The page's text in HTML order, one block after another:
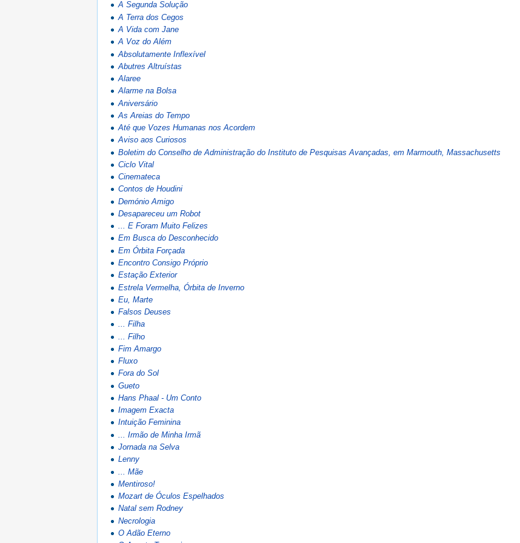
A Segunda Solução
A Terra dos Cegos
A Vida com Jane
A Voz do Além
Absolutamente Inflexível
Abutres Altruístas
Alaree
Alarme na Bolsa
Aniversário
As Areias do Tempo
Até que Vozes Humanas nos Acordem
Aviso aos Curiosos
Boletim do Conselho de Administração do Instituto de Pesquisas Avançadas, em Marmouth, Massachusetts
Ciclo Vital
Cinemateca
Contos de Houdini
Demónio Amigo
Desapareceu um Robot
... E Foram Muito Felizes
Em Busca do Desconhecido
Em Órbita Forçada
Encontro Consigo Próprio
Estação Exterior
Estrela Vermelha, Órbita de Inverno
Eu, Marte
Falsos Deuses
... Filha
... Filho
Fim Amargo
Fluxo
Fora do Sol
Gueto
Hans Phaal - Um Conto
Imagem Exacta
Intuição Feminina
... Irmão de Minha Irmã
Jornada na Selva
Lenny
... Mãe
Mentiroso!
Mozart de Óculos Espelhados
Natal sem Rodney
Necrologia
O Adão Eterno